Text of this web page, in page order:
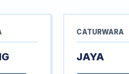
CATURWARA
JAYA